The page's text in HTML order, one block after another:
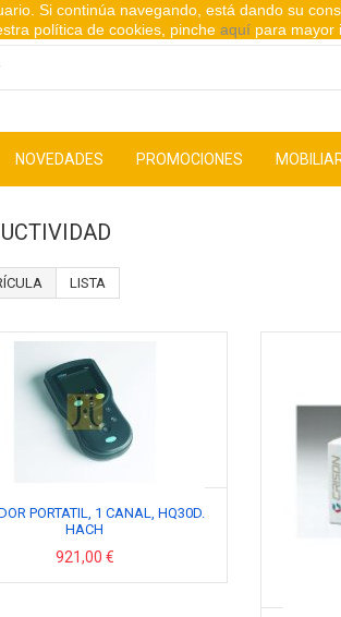
NOVEDADES PROMOCIONES
LISTA
PORTATIL, 1 CANAL, HQ30D.
HACH
921,00 €
Si continúa navegando, está dando su
política de cookies, pinche aquí para mayor